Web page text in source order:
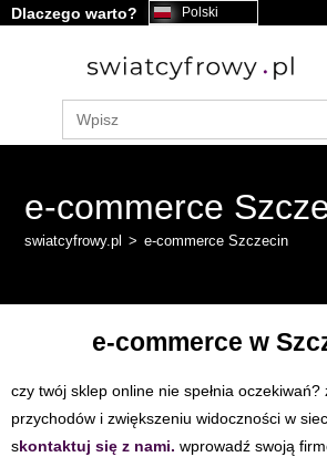
treści
Dlaczego warto? Polski
Search
for:
e-commerce
swiatcyfrowy.pl > e-commerce Szczecin
e-commerce w
czy twój sklep online nie spełnia
przychodów i zwiększeniu widoczności w
skontaktuj się z nami. wprowadź swoją